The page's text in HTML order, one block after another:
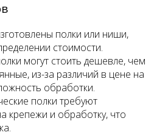
полки или ниши,
стоимости.
могут стоить дешевле, чем
из-за различий в цене на
обработки.
полки требуют
крепежи и обработку, что